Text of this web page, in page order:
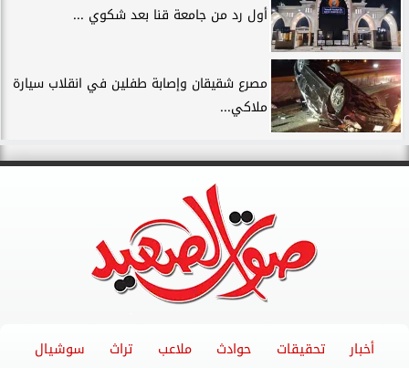
أول رد من جامعة قنا بعد شكوي ...
مصرع شقيقان وإصابة طفلين في انقلاب سيارة
ملاكي...
أخبار تحقيقات حوادث ملاعب تراث سوشيال